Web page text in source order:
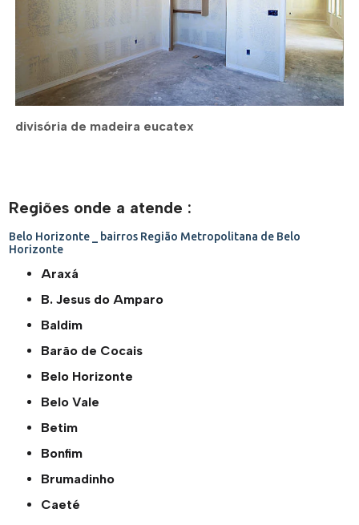
divisória de madeira eucatex
Regiões onde a atende :
Belo Horizonte _ bairros Região Metropolitana de Belo
Horizonte
Araxá
B. Jesus do Amparo
Baldim
Barão de Cocais
Belo Horizonte
Belo Vale
Betim
Bonfim
Brumadinho
Caeté